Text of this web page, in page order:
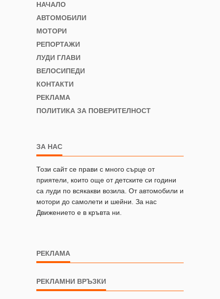
НАЧАЛО
АВТОМОБИЛИ
МОТОРИ
РЕПОРТАЖИ
ЛУДИ ГЛАВИ
ВЕЛОСИПЕДИ
КОНТАКТИ
РЕКЛАМА
ПОЛИТИКА ЗА ПОВЕРИТЕЛНОСТ
ЗА НАС
Този сайт се прави с много сърце от
приятели, които още от детските си години
са луди по всякакви возила. От автомобили и
мотори до самолети и шейни. За нас
Движението е в кръвта ни.
РЕКЛАМА
РЕКЛАМНИ ВРЪЗКИ